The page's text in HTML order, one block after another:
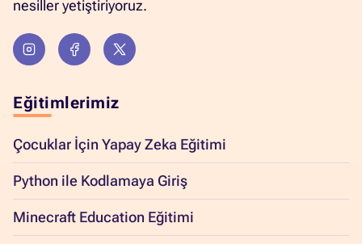
nesiller yetiştiriyoruz.
Eğitimlerimiz
Çocuklar İçin Yapay Zeka Eğitimi
Python ile Kodlamaya Giriş
Minecraft Education Eğitimi